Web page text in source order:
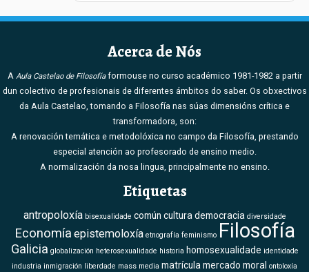
Acerca de Nós
A Aula Castelao de Filosofíaformouse no curso académico 1981-1982 a partir
dun colectivo de profesionais de diferentes ámbitos do saber. Os obxectivos
da Aula Castelao, tomando a Filosofía nas súas dimensións crítica e
transformadora, son:
A renovación temática e metodolóxica no campo da Filosofía, prestando
especial atención ao profesorado de ensino medio.
A normalización da nosa lingua, principalmente no ensino.
Etiquetas
antropoloxía bisexualidade común cultura democracia diversidade
Economía epistemoloxía etnografía feminismo Filosofía
Galicia globalización heterosexualidade historia homosexualidade identidade
industria inmigración liberdade mass media matrícula mercado moral ontoloxía